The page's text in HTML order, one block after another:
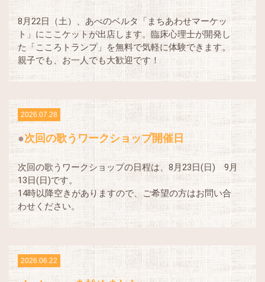
8月22日（土）、あべのベルタ「まちあわせマーケッ
ト」にここケットが出店します。臨床心理士が開発し
た「こころトランプ」を無料で気軽に体験できます。
親子でも、お一人でも大歓迎です！
2026.07.28
次回の歌うワークショップ開催日
次回の歌うワークショップの日程は、8月23日(日) 9月
13日(日)です。
14時以降空きがありますので、ご希望の方はお問い合
わせください。
2026.06.22